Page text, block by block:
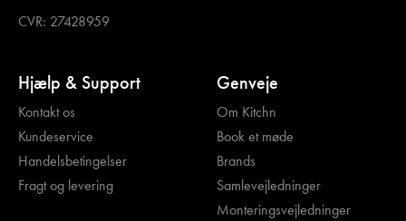
CVR: 27428959
Hjælp & Support
Kontakt os
Kundeservice
Handelsbetingelser
Fragt og levering
Genveje
Om Kitchn
Book et møde
Brands
Samlevejledninger
Monteringsvejledninger